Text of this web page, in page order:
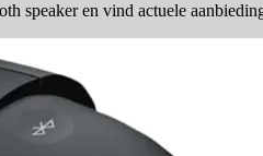
speaker en vind actuele